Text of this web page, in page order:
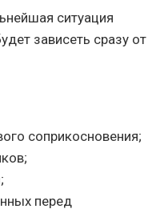
ситуация
зависеть сразу от
соприкосновения;
перед